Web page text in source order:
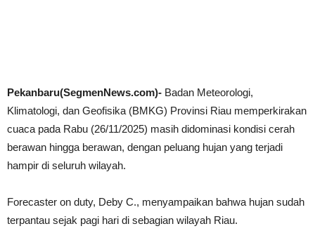
Pekanbaru(SegmenNews.com)- Badan Meteorologi,
Klimatologi, dan Geofisika (BMKG) Provinsi Riau memperkirakan
cuaca pada Rabu (26/11/2025) masih didominasi kondisi cerah
berawan hingga berawan, dengan peluang hujan yang terjadi
hampir di seluruh wilayah.
Forecaster on duty, Deby C., menyampaikan bahwa hujan sudah
terpantau sejak pagi hari di sebagian wilayah Riau.